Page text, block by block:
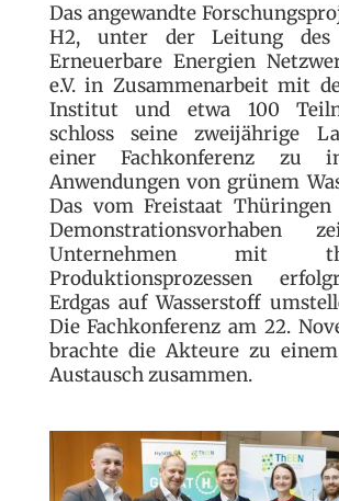
Das angewandte
H2, unter der Leitung des
Erneuerbare Energien
e.V. in Zusammenarbeit mit
Institut und etwa 100
schloss seine zweijährige
einer Fachkonferenz zu
Anwendungen von grünem
Das vom Freistaat
Demonstrationsvorhaben
Unternehmen mit
Produktionsprozessen
Erdgas auf Wasserstoff
Die Fachkonferenz am 22.
brachte die Akteure zu
Austausch zusammen.